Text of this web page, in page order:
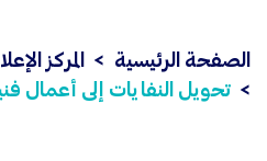
الصفحة الرئيسية
المركز
تحويل النفايات إلى أعمال